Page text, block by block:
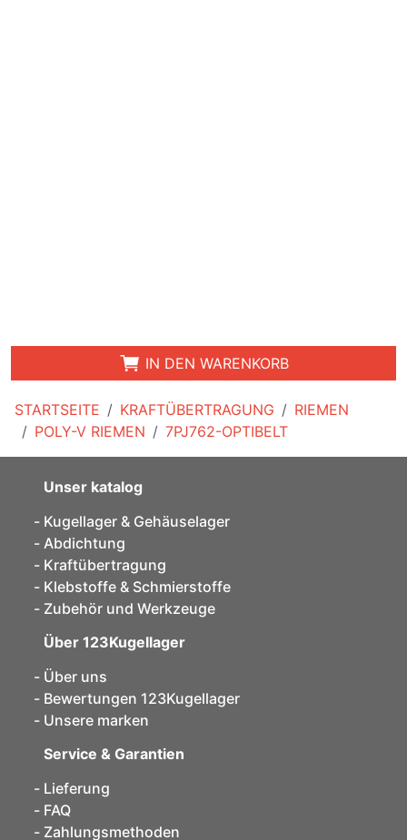
STARTSEITE KRAFTÜBERTRAGUNG
RIEMEN
POLY-V RIEMEN
7PJ762-OPTIBELT
IN DEN WARENKORB
Unser katalog
Kugellager & Gehäuselager
Abdichtung
Kraftübertragung
Klebstoffe & Schmierstoffe
Zubehör und Werkzeuge
Über 123Kugellager
Über uns
Bewertungen 123Kugellager
Unsere marken
Service & Garantien
Lieferung
FAQ
Zahlungsmethoden